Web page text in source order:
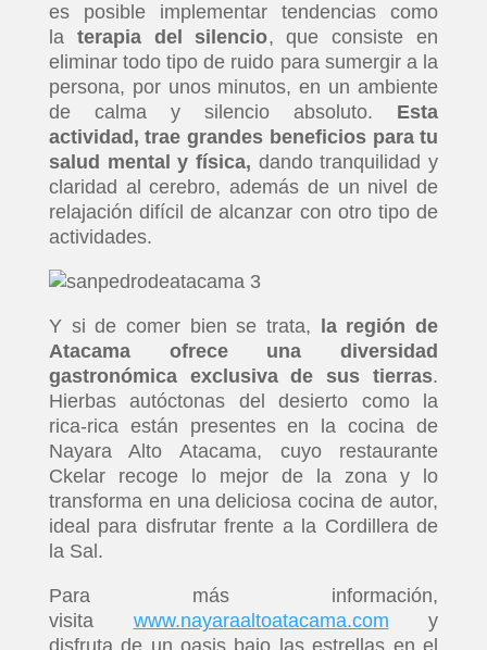
es posible implementar tendencias como
laterapia del silencio, que consiste en
eliminar todo tipo de ruido para sumergir a la
persona, por unos minutos, en un ambiente
de calma y silencio absoluto. Esta
actividad, trae grandes beneficios para tu
salud mental y física, dando tranquilidad y
claridad al cerebro, además de un nivel de
relajación difícil de alcanzar con otro tipo de
actividades.
Y si de comer bien se trata,
la región de
Atacama ofrece una diversidad
gastronómica exclusiva de sus tierras.
Hierbas autóctonas del desierto como la
rica-rica están presentes en la cocina de
Nayara Alto Atacama, cuyo restaurante
Ckelar recoge lo mejor de la zona y lo
transforma en una deliciosa cocina de autor,
ideal para disfrutar frente a la Cordillera de
la Sal.
Para más información,
visita www.nayaraaltoatacama.com y
disfruta de un oasis bajo las estrellas en el